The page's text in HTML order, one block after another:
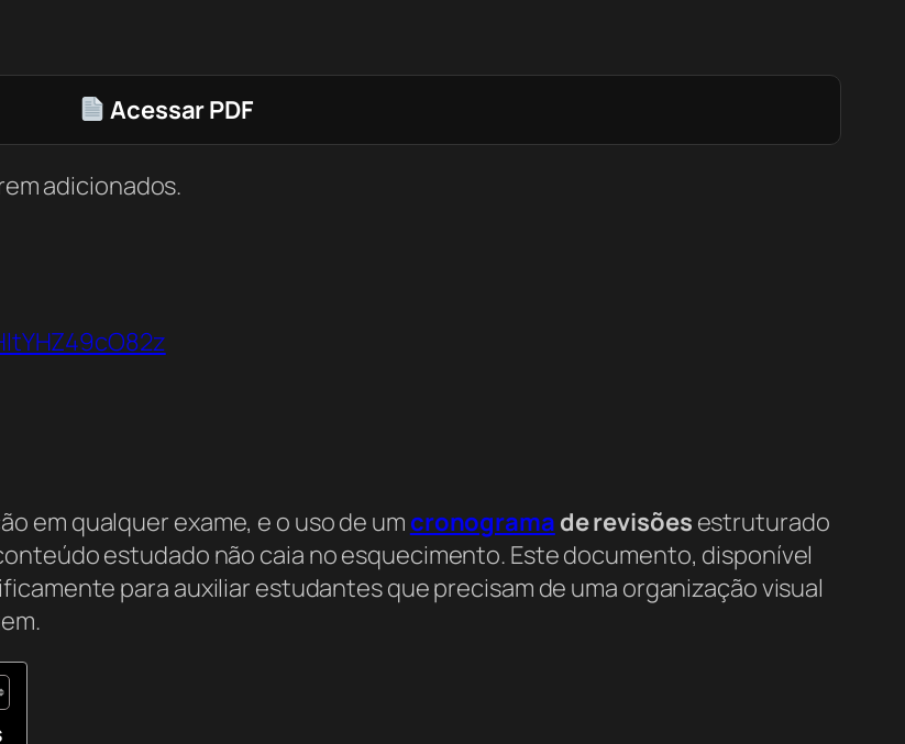
Acessar PDF
adicionados.
em qualquer exame, e o uso de umcronograma de revisões estruturado
estudado não caia no esquecimento. Este documento, disponível
para auxiliar estudantes que precisam de uma organização visual